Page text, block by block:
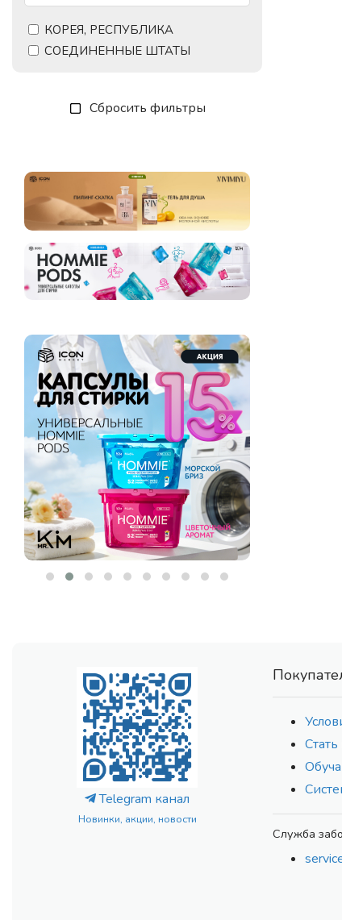
КОРЕЯ, РЕСПУБЛИКА
СОЕДИНЕННЫЕ ШТАТЫ
Сбросить фильтры
Telegram канал
Новинки, акции, новости
Служба